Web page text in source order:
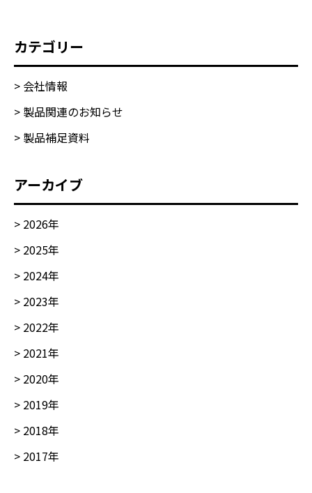
カテゴリー
> 会社情報
> 製品関連のお知らせ
> 製品補足資料
アーカイブ
> 2026年
> 2025年
> 2024年
> 2023年
> 2022年
> 2021年
> 2020年
> 2019年
> 2018年
> 2017年